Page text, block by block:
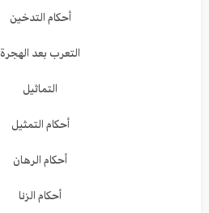
أحكام التدخين
التعرب بعد الهجرة
التماثيل
أحكام التمثيل
أحكام الرهان
أحكام الزنا